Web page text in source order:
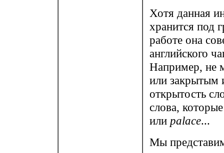
Хотя данная
хранится под
работе она
английского
Например, не
или закрытым
открытость
слова,
или palace...
Мы